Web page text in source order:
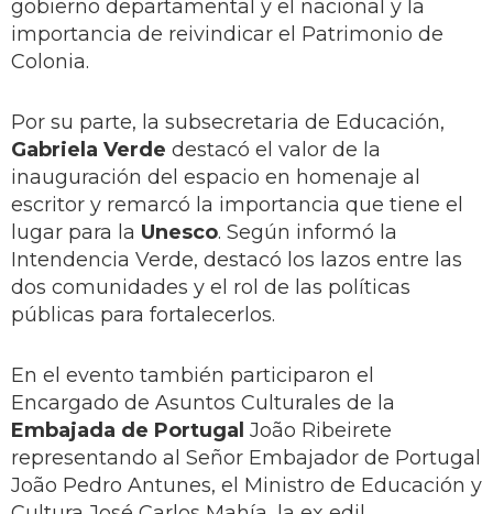
gobierno departamental y el nacional y la
importancia de reivindicar el Patrimonio de
Colonia.
Por su parte, la subsecretaria de Educación,
Gabriela Verde destacó el valor de la
inauguración del espacio en homenaje al
escritor y remarcó la importancia que tiene el
lugar para la Unesco. Según informó la
Intendencia Verde, destacó los lazos entre las
dos comunidades y el rol de las políticas
públicas para fortalecerlos.
En el evento también participaron el
Encargado de Asuntos Culturales de la
Embajada de Portugal João Ribeirete
representando al Señor Embajador de Portugal
João Pedro Antunes, el Ministro de Educación y